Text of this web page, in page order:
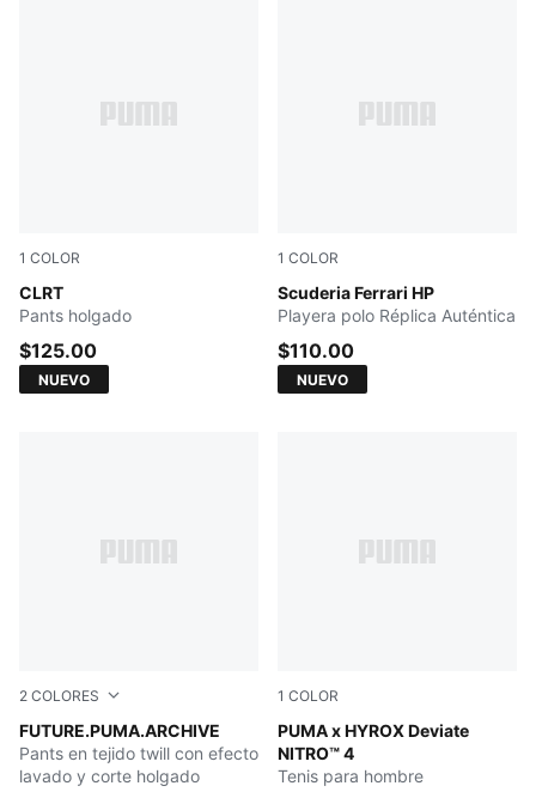
1 COLOR
CLRT
Moody Gray
Pants holgado
$125.00
NUEVO
1 COLOR
Scuderia Ferrari HP
PUMA Red
Playera polo Réplica Auténtica
$110.00
NUEVO
2 COLORES
FUTURE.PUMA.ARCHIVE
PUMA BLACK
Pants en tejido twill con efecto
lavado y corte holgado
1 COLOR
PUMA x HYROX Deviate
NITRO™ 4
Intense Mint-Light Lavender
Tenis para hombre